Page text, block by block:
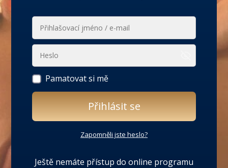
Pamatovat si mě
Přihlásit se
Zapomněli jste heslo?
Ještě nemáte přístup do online programu